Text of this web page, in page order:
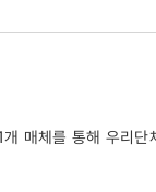
매체를 통해 우리단